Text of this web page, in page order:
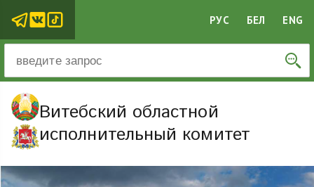
РУС БЕЛ ENG
Витебский областной
исполнительный комитет